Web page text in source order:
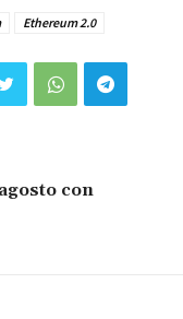
Ethereum 2.0
con